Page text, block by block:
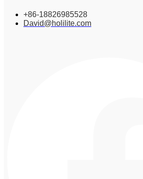
+86-18826985528
David@holilite.com